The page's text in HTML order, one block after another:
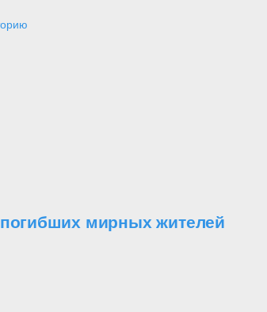
погибших мирных жителей